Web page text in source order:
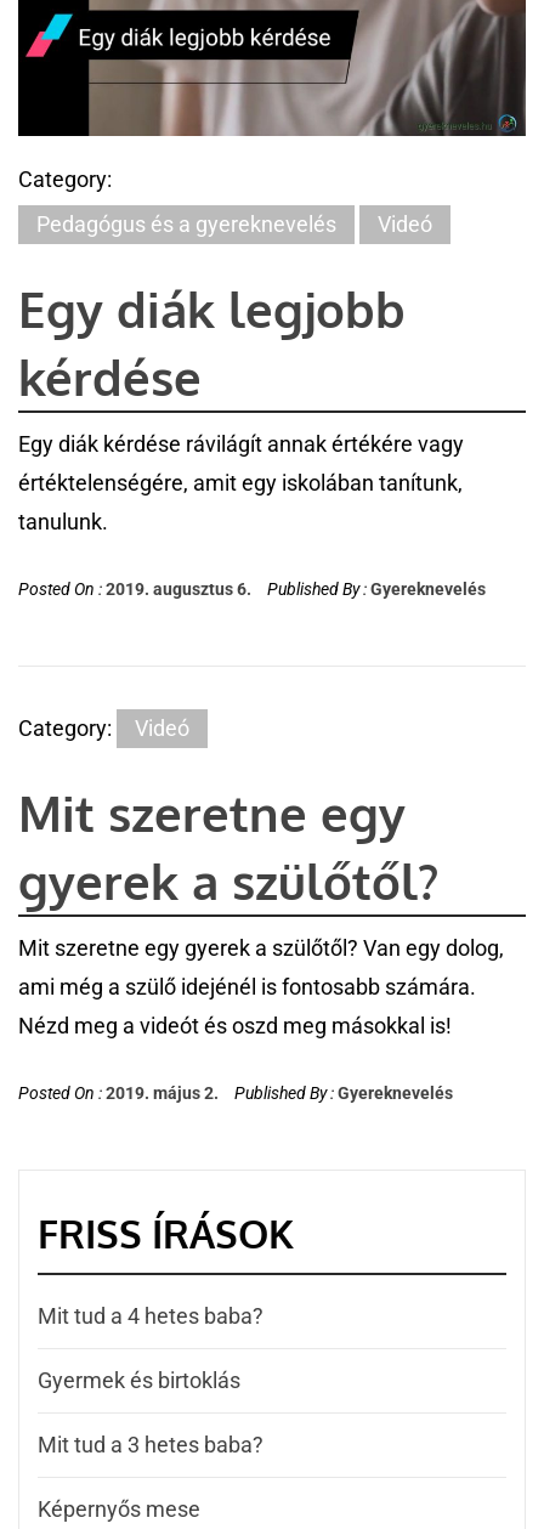
Category:
Pedagógus és a gyereknevelés
Videó
Egy diák legjobb
kérdése
Egy diák kérdése rávilágít annak értékére vagy
értéktelenségére, amit egy iskolában tanítunk,
tanulunk.
Posted On :2019. augusztus 6. Published By :Gyereknevelés
Category: Videó
Mit szeretne egy
gyerek a szülőtől?
Mit szeretne egy gyerek a szülőtől? Van egy dolog,
ami még a szülő idejénél is fontosabb számára.
Nézd meg a videót és oszd meg másokkal is!
Posted On :2019. május 2. Published By :Gyereknevelés
FRISS ÍRÁSOK
Mit tud a 4 hetes baba?
Gyermek és birtoklás
Mit tud a 3 hetes baba?
Képernyős mese